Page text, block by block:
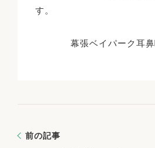
す
幕張ベイパーク耳鼻
前の記事